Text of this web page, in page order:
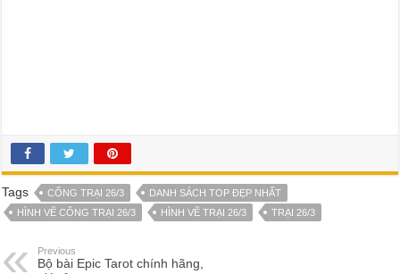
Tags CỔNG TRẠI 26/3
DANH SÁCH TOP ĐẸP NHẤT
HÌNH VẼ CỔNG TRẠI 26/3
HÌNH VẼ TRẠI 26/3 TRẠI 26/3
Previous
Bộ bài Epic Tarot chính hãng,